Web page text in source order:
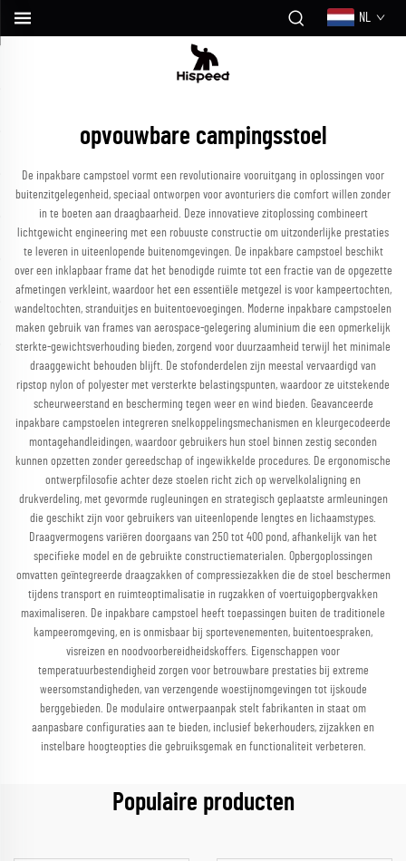
NL
opvouwbare campingsstoel
De inpakbare campstoel vormt een revolutionaire vooruitgang in oplossingen voor
buitenzitgelegenheid, speciaal ontworpen voor avonturiers die comfort willen zonder
in te boeten aan draagbaarheid. Deze innovatieve zitoplossing combineert
lichtgewicht engineering met een robuuste constructie om uitzonderlijke prestaties
te leveren in uiteenlopende buitenomgevingen. De inpakbare campstoel beschikt
over een inklapbaar frame dat het benodigde ruimte tot een fractie van de opgezette
afmetingen verkleint, waardoor het een essentiële metgezel is voor kampeertochten,
wandeltochten, stranduitjes en buitentoevoegingen. Moderne inpakbare campstoelen
maken gebruik van frames van aerospace-gelegering aluminium die een opmerkelijk
sterkte-gewichtsverhouding bieden, zorgend voor duurzaamheid terwijl het minimale
draaggewicht behouden blijft. De stofonderdelen zijn meestal vervaardigd van
ripstop nylon of polyester met versterkte belastingspunten, waardoor ze uitstekende
scheurweerstand en bescherming tegen weer en wind bieden. Geavanceerde
inpakbare campstoelen integreren snelkoppelingsmechanismen en kleurgecodeerde
montagehandleidingen, waardoor gebruikers hun stoel binnen zestig seconden
kunnen opzetten zonder gereedschap of ingewikkelde procedures. De ergonomische
ontwerpfilosofie achter deze stoelen richt zich op wervelkolaligning en
drukverdeling, met gevormde rugleuningen en strategisch geplaatste armleuningen
die geschikt zijn voor gebruikers van uiteenlopende lengtes en lichaamstypes.
Draagvermogens variëren doorgaans van 250 tot 400 pond, afhankelijk van het
specifieke model en de gebruikte constructiematerialen. Opbergoplossingen
omvatten geïntegreerde draagzakken of compressiezakken die de stoel beschermen
tijdens transport en ruimteoptimalisatie in rugzakken of voertuigopbergvakken
maximaliseren. De inpakbare campstoel heeft toepassingen buiten de traditionele
kampeeromgeving, en is onmisbaar bij sportevenementen, buitentoespraken,
visreizen en noodvoorbereidheidskoffers. Eigenschappen voor
temperatuurbestendigheid zorgen voor betrouwbare prestaties bij extreme
weersomstandigheden, van verzengende woestijnomgevingen tot ijskoude
berggebieden. De modulaire ontwerpaanpak stelt fabrikanten in staat om
aanpasbare configuraties aan te bieden, inclusief bekerhouders, zijzakken en
instelbare hoogteopties die gebruiksgemak en functionaliteit verbeteren.
Populaire producten